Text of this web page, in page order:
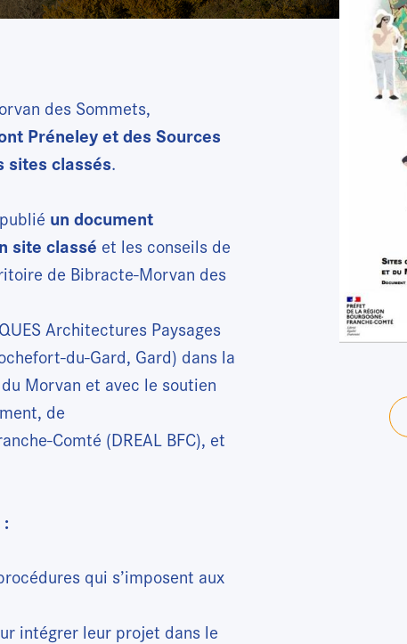
des Sommets,
Préneley et des Sources
sites classés.
un document
site classé et les conseils de
de Bibracte-Morvan des
Architectures Paysages
du-Gard, Gard) dans la
Morvan et avec le soutien
de
Comté (DREAL BFC), et
qui s’imposent aux
intégrer leur projet dans le